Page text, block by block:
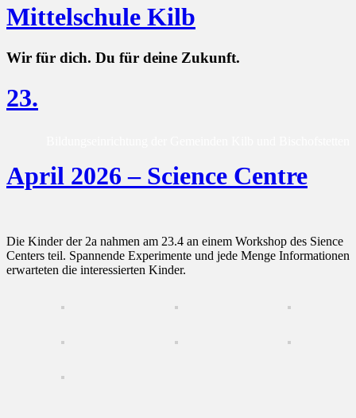
Mittelschule Kilb
Wir für dich. Du für deine Zukunft.
23.
April 2026 – Science Centre
Die Kinder der 2a nahmen am 23.4 an einem Workshop des Sience
Centers teil. Spannende Experimente und jede Menge Informationen
erwarteten die interessierten Kinder.